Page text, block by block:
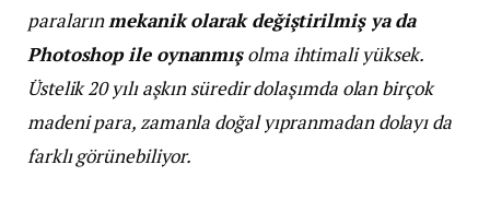
paralarınmekanik olarak değiştirilmiş ya da
Photoshop ile oynanmışolma ihtimali yüksek.
Üstelik 20 yılı aşkın süredir dolaşımda olan birçok
madeni para, zamanla doğal yıpranmadan dolayı da
farklı görünebiliyor.